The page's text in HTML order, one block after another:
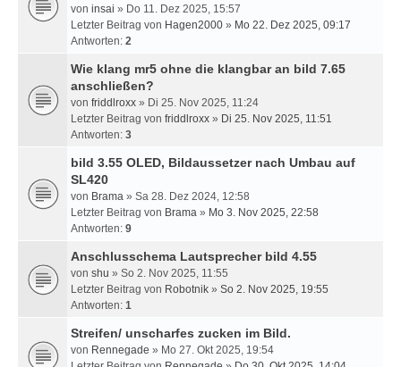
von insai » Do 11. Dez 2025, 15:57
Letzter Beitrag von Hagen2000 » Mo 22. Dez 2025, 09:17
Antworten: 2
Wie klang mr5 ohne die klangbar an bild 7.65
anschließen?
von friddlroxx » Di 25. Nov 2025, 11:24
Letzter Beitrag von friddlroxx » Di 25. Nov 2025, 11:51
Antworten: 3
bild 3.55 OLED, Bildaussetzer nach Umbau auf
SL420
von Brama » Sa 28. Dez 2024, 12:58
Letzter Beitrag von Brama » Mo 3. Nov 2025, 22:58
Antworten: 9
Anschlusschema Lautsprecher bild 4.55
von shu » So 2. Nov 2025, 11:55
Letzter Beitrag von Robotnik » So 2. Nov 2025, 19:55
Antworten: 1
Streifen/ unscharfes zucken im Bild.
von Rennegade » Mo 27. Okt 2025, 19:54